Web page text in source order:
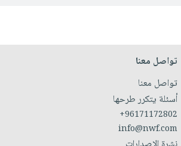
تواصل معنا
تواصل معنا
أسئلة يتكرر طرحها
+96171172802
info@nwf.com